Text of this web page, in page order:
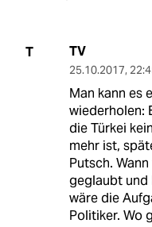
T TV
25.10.2017,
Man kann es
wiederholen:
die Türkei
mehr ist,
Putsch.
geglaubt und
wäre die
Politiker. Wo